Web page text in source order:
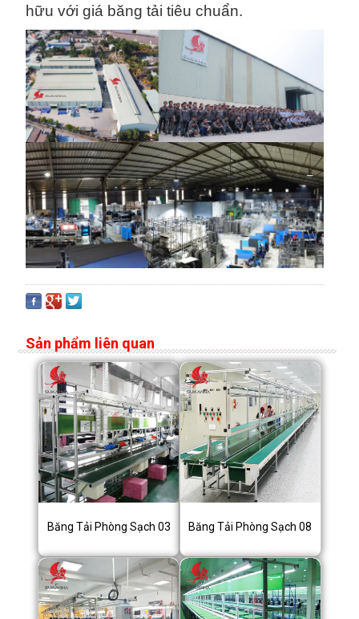
hữu với giá băng tải tiêu chuẩn.
Sản phẩm liên quan
Băng Tải Phòng Sạch 03 Băng Tải Phòng Sạch 08